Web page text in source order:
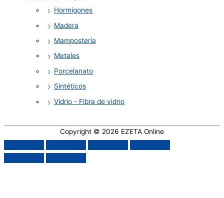
Hormigones
Madera
Mampostería
Metales
Porcelanato
Sintéticos
Vidrio - Fibra de vidrio
Copyright © 2026 EZETA Online